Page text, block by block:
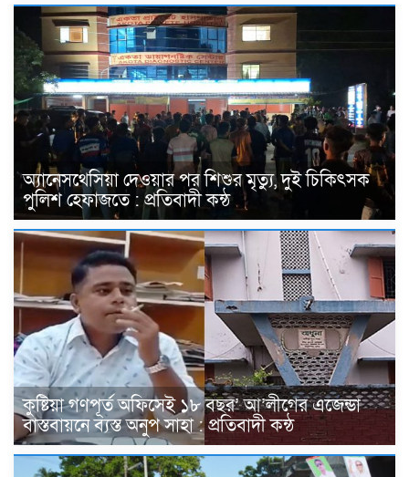
অ্যানেসথেসিয়া দেওয়ার পর শিশুর মৃত্যু, দুই চিকিৎসক
পুলিশ হেফাজতে : প্রতিবাদী কন্ঠ
কুষ্টিয়া গণপূর্ত অফিসেই ১৮ বছর’ আ’লীগের এজেন্ডা
বাস্তবায়নে ব্যস্ত অনুপ সাহা : প্রতিবাদী কন্ঠ